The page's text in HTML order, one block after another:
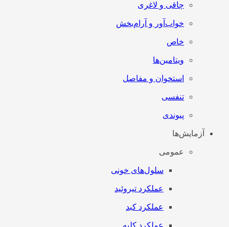
چاقی و لاغری
خواب‌آور و آرام‌بخش
خاص
ویتامین‌ها
استخوان و مفاصل
تنفسی
پیوندی
آزمایش‌ها
عمومی
سلول‌های خونی
عملکرد تیروئید
عملکرد کبد